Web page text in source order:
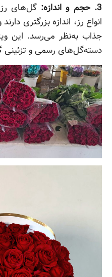
3. حجم و اندازه:
گل‌های
انواع رز، اندازه بزرگتری
جذاب به‌نظر می‌رسد. این
دسته‌گل‌های رسمی و تزئینی